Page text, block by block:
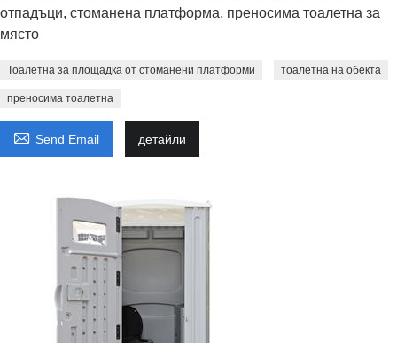
отпадъци, стоманена платформа, преносима тоалетна за
място
Тоалетна за площадка от стоманени платформи тоалетна на обекта
преносима тоалетна
 Send Email детайли